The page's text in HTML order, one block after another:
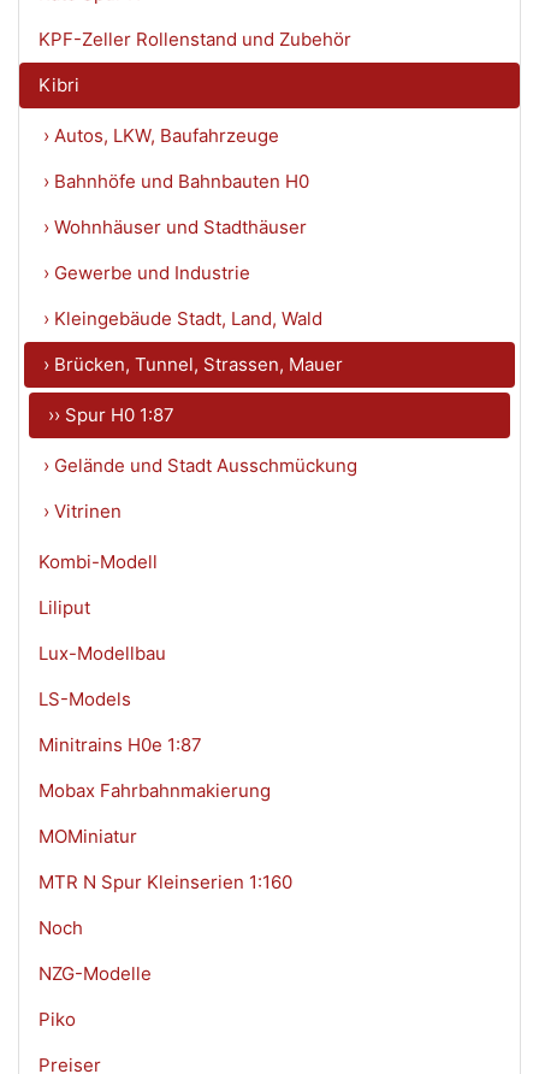
KPF-Zeller Rollenstand und Zubehör
Kibri
› Autos, LKW, Baufahrzeuge
› Bahnhöfe und Bahnbauten H0
› Wohnhäuser und Stadthäuser
› Gewerbe und Industrie
› Kleingebäude Stadt, Land, Wald
› Brücken, Tunnel, Strassen, Mauer
›› Spur H0 1:87
› Gelände und Stadt Ausschmückung
› Vitrinen
Kombi-Modell
Liliput
Lux-Modellbau
LS-Models
Minitrains H0e 1:87
Mobax Fahrbahnmakierung
MOMiniatur
MTR N Spur Kleinserien 1:160
Noch
NZG-Modelle
Piko
Preiser